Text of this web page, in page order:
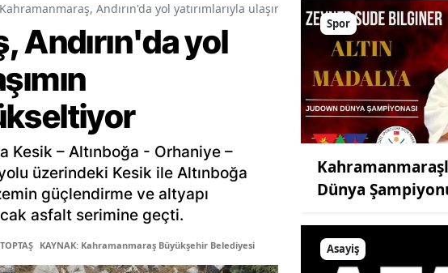
Kahramanmaraş, Andırın'da yol yatırımlarıyla ulaşımın standartlarını yükseltiyor
Andırın'da yol
Kesik – Altınboğa - Orhaniye –
üzerindeki Kesik ile Altınboğa
güçlendirme ve altyapı
asfalt serimine geçti.
KAYNAK: Kahramanmaraş Büyükşehir Belediyesi
Spor
Dünya
Asayiş